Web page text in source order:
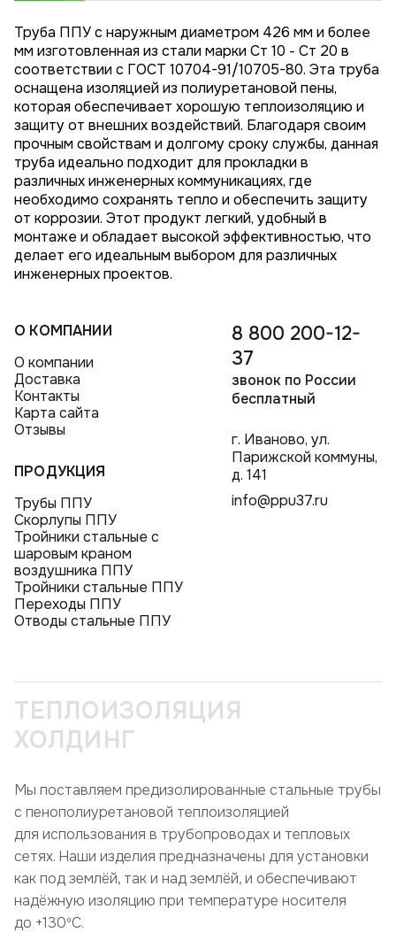
Труба ППУ с наружным диаметром 426 мм и более
мм изготовленная из стали марки Ст 10 - Ст 20 в
соответствии с ГОСТ 10704-91/10705-80. Эта труба
оснащена изоляцией из полиуретановой пены,
которая обеспечивает хорошую теплоизоляцию и
защиту от внешних воздействий. Благодаря своим
прочным свойствам и долгому сроку службы, данная
труба идеально подходит для прокладки в
различных инженерных коммуникациях, где
необходимо сохранять тепло и обеспечить защиту
от коррозии. Этот продукт легкий, удобный в
монтаже и обладает высокой эффективностью, что
делает его идеальным выбором для различных
инженерных проектов.
О КОМПАНИИ
О компании
Доставка
Контакты
Карта сайта
Отзывы
ПРОДУКЦИЯ
Трубы ППУ
Скорлупы ППУ
Тройники стальные с
шаровым краном
воздушника ППУ
Тройники стальные ППУ
Переходы ППУ
Отводы стальные ППУ
8 800 200-12-
37
звонок по России
бесплатный
г. Иваново, ул.
Парижской коммуны,
д. 141
info@ppu37.ru
ТЕПЛОИЗОЛЯЦИЯ
ХОЛДИНГ
Мы поставляем предизолированные стальные трубы
с пенополиуретановой теплоизоляцией
для использования в трубопроводах и тепловых
сетях. Наши изделия предназначены для установки
как под землёй, так и над землёй, и обеспечивают
надёжную изоляцию при температуре носителя
до +130ºC.